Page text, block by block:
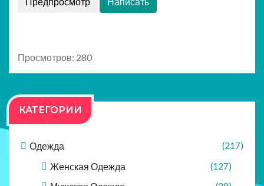
Просмотров: 280
КАТЕГОРИИ
Одежда (217)
Женская Одежда (127)